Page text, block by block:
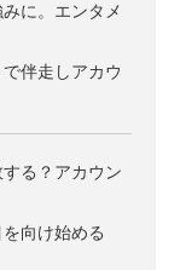
に。エンタメ
伴走しアカウ
る？アカウン
向け始める